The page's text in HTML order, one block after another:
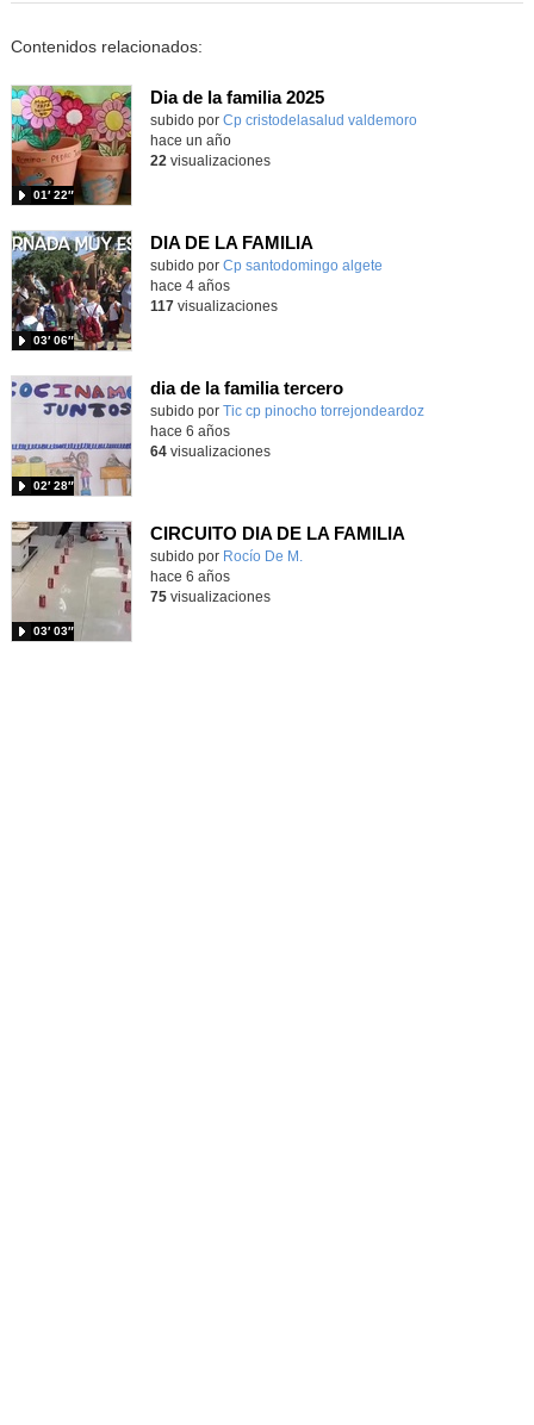
Contenidos relacionados:
Dia de la familia 2025
Contenido educativo.
subido por Cp cristodelasalud valdemoro
01′ 22″
-
hace un año
22 visualizaciones
DIA DE LA FAMILIA
subido por Cp santodomingo algete
03′ 06″
hace 4 años
117visualizaciones
dia de la familia tercero
subido por Tic cp pinocho torrejondeardoz
02′ 28″
-
hace 6 años
64visualizaciones
CIRCUITO DIA DE LA FAMILIA
subido por Rocío De M.
03′ 03″
hace 6 años
75visualizaciones